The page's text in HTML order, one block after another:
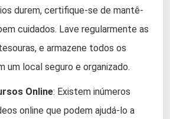
durem, certifique-se de mantê-
cuidados. Lave regularmente as
e armazene todos os
um local seguro e organizado.
Online: Existem inúmeros
online que podem ajudá-lo a